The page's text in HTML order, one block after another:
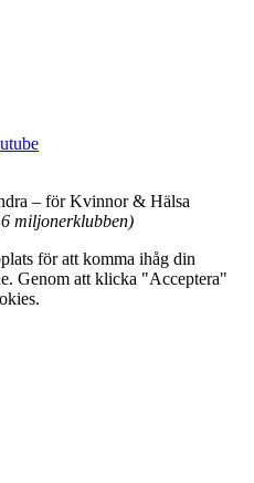
– för Kvinnor & Hälsa
miljonerklubben)
för att komma ihåg din
Genom att klicka "Acceptera"